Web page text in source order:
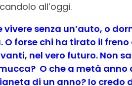
all’oggi.
vivere senza un’auto, o
O forse chi ha tirato il
nel vero futuro. Non
O che a metà
di un anno? Io credo